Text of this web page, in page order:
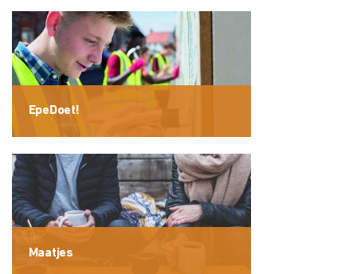
EpeDoet!
Maatjes